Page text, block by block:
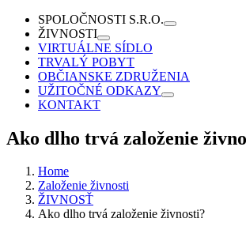
SPOLOČNOSTI S.R.O.
ŽIVNOSTI
VIRTUÁLNE SÍDLO
TRVALÝ POBYT
OBČIANSKE ZDRUŽENIA
UŽITOČNÉ ODKAZY
KONTAKT
Ako dlho trvá založenie
Home
Založenie živnosti
ŽIVNOSŤ
Ako dlho trvá založenie živnosti?